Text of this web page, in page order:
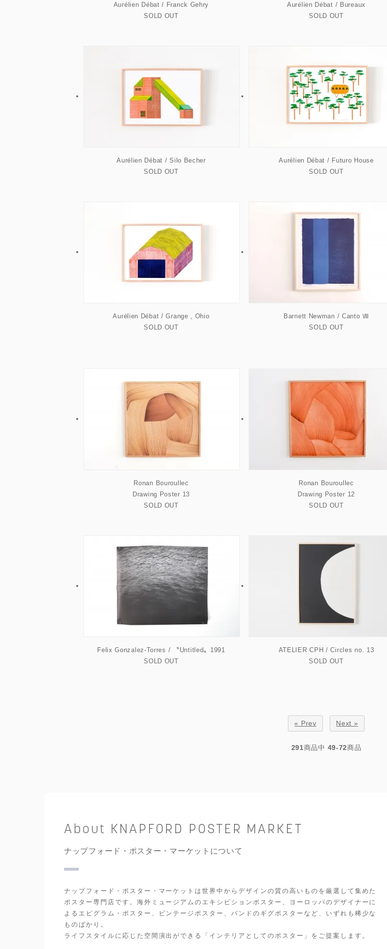
Aurélien Débat / Franck Gehry
SOLD OUT
Aurélien Débat / Bureaux
SOLD OUT
Aurélien Débat / Silo Becher
SOLD OUT
Aurélien Débat / Futuro House
SOLD OUT
Aurélien Débat / Grange , Ohio
SOLD OUT
Barnett Newman / Canto Ⅷ
SOLD OUT
Ronan Bouroullec
Drawing Poster 13
SOLD OUT
Ronan Bouroullec
Drawing Poster 12
SOLD OUT
Felix Gonzalez-Torres / 〝Untitled〟1991
SOLD OUT
ATELIER CPH / Circles no. 13
SOLD OUT
« Prev Next »
291商品中 49-72商品
About KNAPFORD POSTER MARKET
ナップフォード・ポスター・マーケットについて
ナップフォード・ポスター・マーケットは世界中からデザインの質の高いものを厳選して集めた
ポスター専門店です。海外ミュージアムのエキシビションポスター、ヨーロッパのデザイナーに
よるエピグラム・ポスター、ビンテージポスター、バンドのギグポスターなど、いずれも稀少な
ものばかり。
ライフスタイルに応じた空間演出ができる「インテリアとしてのポスター」をご提案します。